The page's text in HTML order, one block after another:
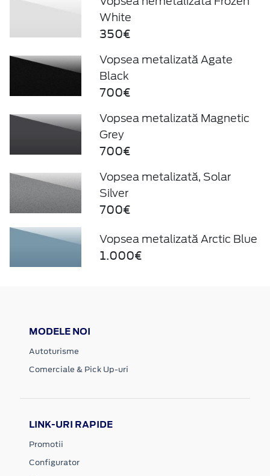
White
350€
Vopsea metalizată Agate
Black
700€
Vopsea metalizată Magnetic
Grey
700€
Vopsea metalizată, Solar
Silver
700€
Vopsea metalizată Arctic Blue
1.000€
MODELE NOI
Autoturisme
Comerciale & Pick Up-uri
LINK-URI RAPIDE
Promotii
Configurator